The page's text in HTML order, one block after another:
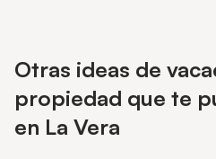
Otras ideas de
propiedad que te
en La Vera